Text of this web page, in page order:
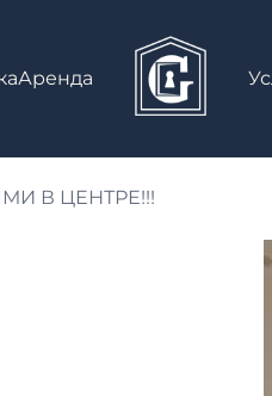
Аренда
В ЦЕНТРЕ!!!